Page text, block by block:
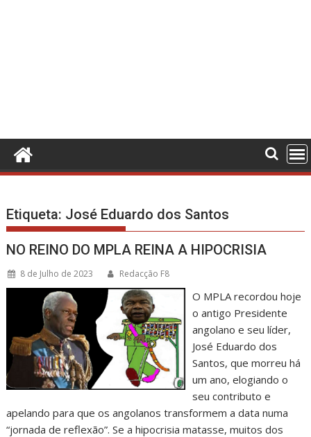
Etiqueta: José Eduardo dos Santos
NO REINO DO MPLA REINA A HIPOCRISIA
8 de Julho de 2023 Redacção F8
O MPLA recordou hoje
o antigo Presidente
angolano e seu líder,
José Eduardo dos
Santos, que morreu há
um ano, elogiando o
seu contributo e
apelando para que os angolanos transformem a data numa
“jornada de reflexão”. Se a hipocrisia matasse, muitos dos